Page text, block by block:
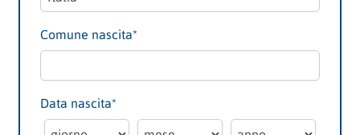
Comune nascita*
Data nascita*